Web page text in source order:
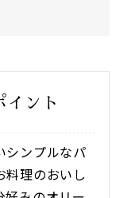
イント
シンプルなパ
料理のおいし